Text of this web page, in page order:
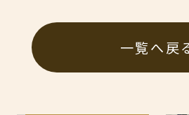
一覧へ戻